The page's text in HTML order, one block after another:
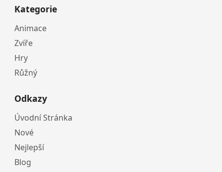
Kategorie
Animace
Zvíře
Hry
Růžný
Odkazy
Úvodní Stránka
Nové
Nejlepší
Blog